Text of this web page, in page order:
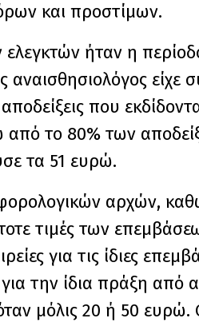
και προστίμων.
ήταν η
αναισθησιολόγος είχε
που
το 80% των
τα 51 ευρώ.
αρχών,
τιμές των
για τις ίδιες
την ίδια πράξη από
μόλις 20 ή 50 ευρώ.